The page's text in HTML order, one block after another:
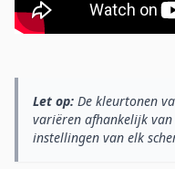
Let op: De kleurtonen
variëren afhankelijk
instellingen van elk